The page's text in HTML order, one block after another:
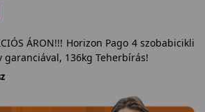
ÁRON!!! Horizon Pago 4 szobabicikli
garanciával, 136kg Teherbírás!